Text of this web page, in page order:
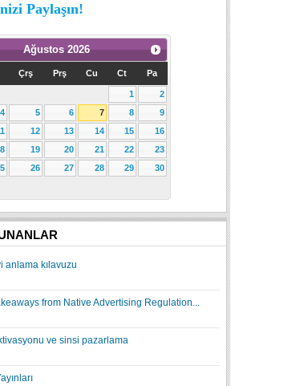
Paylaşın!
Ağustos 2026
Çrş Prş Cu Ct Pa
1
2
4 5 6 7 8
9
12 13 14 15
16
19 20 21 22
23
26 27 28 29
30
anlama kılavuzu
from Native Advertising Regulation...
ve sinsi pazarlama